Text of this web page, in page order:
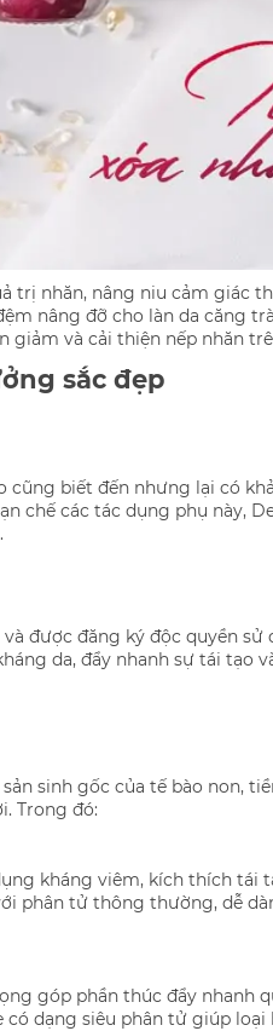
trị nhăn, nâng niu cảm giác
nâng đỡ cho làn da căng
và cải thiện nếp nhăn
sắc đẹp
biết đến nhưng lại có
chế các tác dụng phụ này,
được đăng ký độc quyền
da, đẩy nhanh sự tái tạo
sinh gốc của tế bào non,
Trong đó:
kháng viêm, kích thích tái
phân tử thông thường, dễ
góp phần thúc đẩy nhanh
dạng siêu phân tử giúp